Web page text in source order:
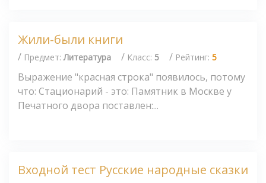
Жили-были книги
/ Предмет:Литература / Класс: 5 / Рейтинг: 5
Выражение "красная строка" появилось, потому
что: Стационарий - это: Памятник в Москве у
Печатного двора поставлен:...
Входной тест Русские народные сказки